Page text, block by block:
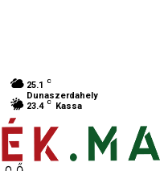
25.1 C
Dunaszerdahely
23.4 C Kassa